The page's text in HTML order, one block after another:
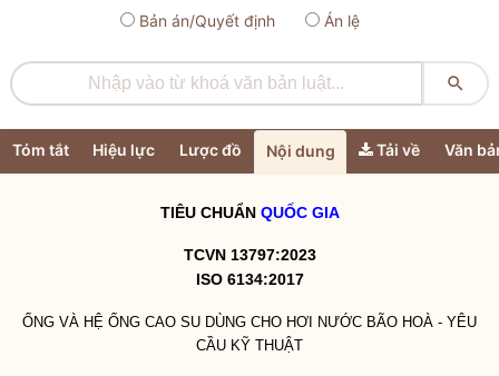
Bản án/Quyết định Án lệ

Tóm tắt Hiệu lực Lược đồ Nội dung Tải về Văn
TIÊU CHUẨN QUỐC GIA
TCVN 13797:2023
ISO 6134:2017
ỐNG VÀ HỆ ỐNG CAO SU DÙNG CHO HƠI NƯỚC BÃO HOÀ - YÊU
CẦU KỸ THUẬT